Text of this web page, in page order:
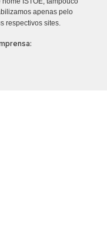
apenas pelo
respectivos sites.